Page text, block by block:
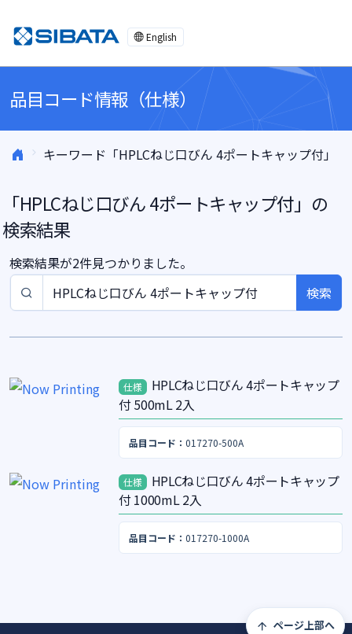
English
品目コード情報（仕様）
キーワード「HPLCねじ口びん 4ポートキャップ付」
「HPLCねじ口びん 4ポートキャップ付」の
検索結果
検索結果が2件見つかりました。
検索
仕様
HPLCねじ口びん 4ポートキャップ
付 500mL 2入
品目コード： 017270-500A
仕様
HPLCねじ口びん 4ポートキャップ
付 1000mL 2入
品目コード： 017270-1000A
ページ上部へ